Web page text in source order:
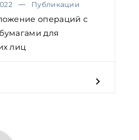
Публикации
операций с
для
лиц